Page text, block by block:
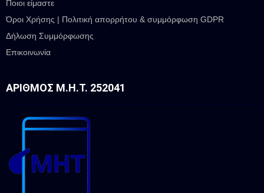
Ποιοι είμαστε
Όροι Χρήσης | Πολιτική απορρήτου & συμμόρφωση GDPR
Δήλωση Συμμόρφωσης
Επικοινωνία
ΑΡΙΘΜΌΣ Μ.Η.Τ. 252041